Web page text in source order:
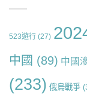
523遊行 (27)
中國 (89) 中國
(233) 俄烏戰爭